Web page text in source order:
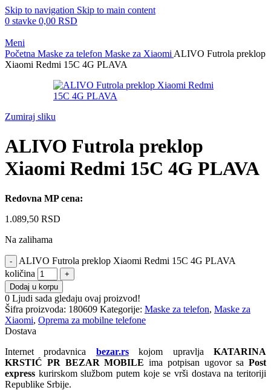
Skip to navigation Skip to main content
0 stavke 0,00 RSD
Meni
Početna Maske za telefon Maske za Xiaomi ALIVO Futrola preklop
Xiaomi Redmi 15C 4G PLAVA
Zumiraj sliku
ALIVO Futrola preklop
Xiaomi Redmi 15C 4G PLAVA
Redovna MP cena:
1.089,50 RSD
Na zalihama
ALIVO Futrola preklop Xiaomi Redmi 15C 4G PLAVA
količina
Dodaj u korpu
0 Ljudi sada gledaju ovaj proizvod!
Šifra proizvoda: 180609 Kategorije: Maske za telefon, Maske za
Xiaomi, Oprema za mobilne telefone
Dostava
Internet prodavnica bezar.rskojom upravljaKATARINA
KRSTIĆ PR BEZAR MOBILE ima potpisan ugovor sa Post
express kurirskom službom putem koje se vrši dostava na teritoriji
Republike Srbije.